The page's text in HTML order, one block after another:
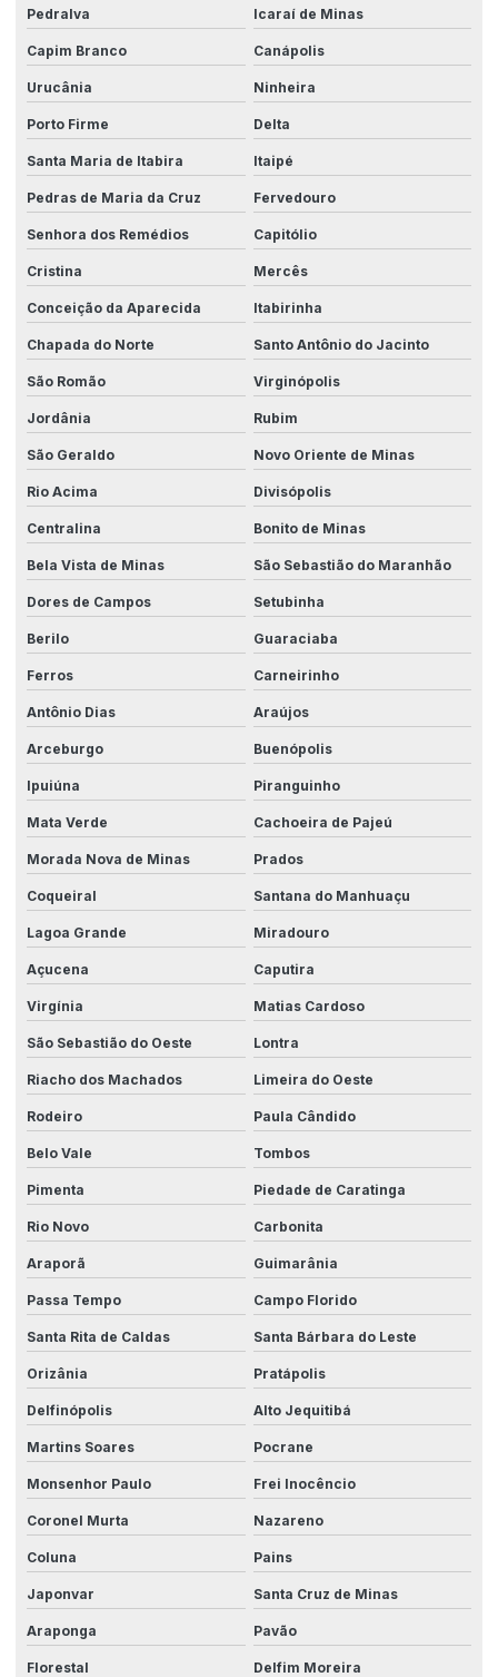
Pedralva Icaraí de Minas
Capim Branco Canápolis
Urucânia Ninheira
Porto Firme Delta
Santa Maria de Itabira Itaipé
Pedras de Maria da Cruz Fervedouro
Senhora dos Remédios Capitólio
Cristina Mercês
Conceição da Aparecida Itabirinha
Chapada do Norte Santo Antônio do Jacinto
São Romão Virginópolis
Jordânia Rubim
São Geraldo Novo Oriente de Minas
Rio Acima Divisópolis
Centralina Bonito de Minas
Bela Vista de Minas São Sebastião do Maranhão
Dores de Campos Setubinha
Berilo Guaraciaba
Ferros Carneirinho
Antônio Dias Araújos
Arceburgo Buenópolis
Ipuiúna Piranguinho
Mata Verde Cachoeira de Pajeú
Morada Nova de Minas Prados
Coqueiral Santana do Manhuaçu
Lagoa Grande Miradouro
Açucena Caputira
Virgínia Matias Cardoso
São Sebastião do Oeste Lontra
Riacho dos Machados Limeira do Oeste
Rodeiro Paula Cândido
Belo Vale Tombos
Pimenta Piedade de Caratinga
Rio Novo Carbonita
Araporã Guimarânia
Passa Tempo Campo Florido
Santa Rita de Caldas Santa Bárbara do Leste
Orizânia Pratápolis
Delfinópolis Alto Jequitibá
Martins Soares Pocrane
Monsenhor Paulo Frei Inocêncio
Coronel Murta Nazareno
Coluna Pains
Japonvar Santa Cruz de Minas
Araponga Pavão
Florestal Delfim Moreira